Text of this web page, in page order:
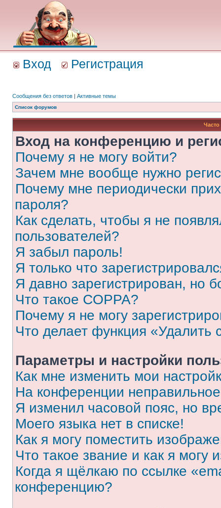
Вход Регистрация
Сообщения без ответов | Активные темы
Список форумов
Вход на конференцию и
Почему я не могу войти?
Зачем мне вообще нужно
Почему мне периодически
пароля?
Как сделать, чтобы я не
пользователей?
Я забыл пароль!
Я только что
Я давно зарегистрирован, но
Что такое COPPA?
Почему я не могу
Что делает функция «Удалить
Параметры и настройки
Как мне изменить мои
На конференции
Я изменил часовой пояс, но
Моего языка нет в списке!
Как я могу поместить
Что такое звание и как я могу
Когда я щёлкаю по ссылке
конференцию?